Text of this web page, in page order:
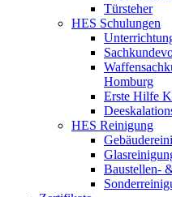
Türsteher
HES Schulungen
Homburg
Erste Hilfe
HES Reinigung
Baustellen-